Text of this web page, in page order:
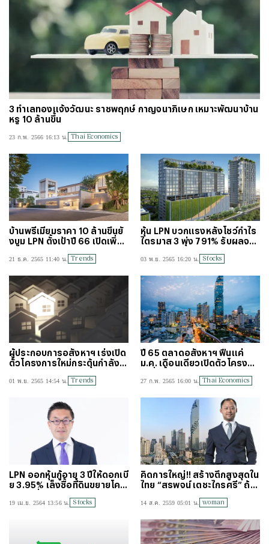
3 ทำเลทองแจ้งวัฒนะ ราชพฤกษ์ กาญจนาภิเษก เหมาะพัฒนาบ้าน
หรู 10 ล้านขึ้น
23 ก.พ. 2566 16:13 น. Thai Economics
บ้านพรีเมียมราคา 10 ล้านขึ้นยั
งบูม LPN ตั้งเป้าปี 66 เปิดเพิ่ม
21 ธ.ค. 2565 11:40 น. Trends
หุ้น LPN บวกแรงหลังโชว์กำไร
ไตรมาส 3 พุ่ง 791% รับผลจาก
านโตแรง
03 พ.ย. 2565 16:20 น. Stocks
ผู้ประกอบการอสังหาฯ เร่งเปิด
ตัวโครงการใหม่กระตุ้นกำลังซื้
01 พ.ย. 2565 14:54 น. Trends
ปี 65 ตลาดอสังหาฯ ฟื้นแค่
ม.ค. เดือนเดียวเปิดตัวโครงกา
27 ก.พ. 2565 16:00 น. Thai Economics
LPN ออกหุ้นกู้อายุ 3 ปีให้ดอกเบี้
ย 3.95% เล็งซื้อที่ดินขยายโคร
19 เม.ย. 2564 13:56 น. Stocks
คิดการใหญ่!! สร้างตึกสูงสุดใน
ไทย “สรพจน์ เตชะไกรศรี” ถ้าไ
14 ส.ค. 2559 05:01 น. woman